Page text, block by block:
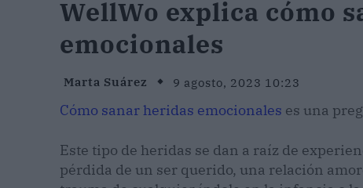
WellWo explica cómo
emocionales
Marta Suárez 9 agosto, 2023 10:23
Cómo sanar heridas emocionales es una
Este tipo de heridas se dan a raíz de
pérdida de un ser querido, una relación